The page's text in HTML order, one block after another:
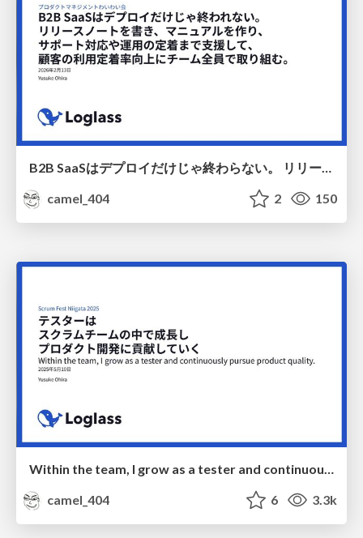
B2B SaaSはデプロイだけじゃ終わらない。 リリースノートを書き、マニュアルを作り、サポート対応や運用の定着まで支援して､ 顧客の利用定着率向上にチーム全員で取り組む。/ We are ProductOps.
camel_404
2 150
Within the team, I grow as a tester and continuously pursue product quality
camel_404
6 3.3k